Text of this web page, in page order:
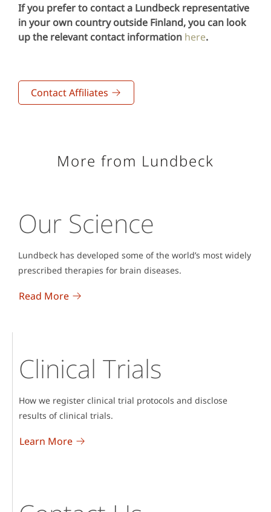
If you prefer to contact a Lundbeck representative
in your own country outside Finland, you can look
up the relevant contact information here.
Contact Affiliates
More from Lundbeck
Our Science
Lundbeck has developed some of the world’s most widely
prescribed therapies for brain diseases.
Read More
Clinical Trials
How we register clinical trial protocols and disclose
results of clinical trials.
Learn More